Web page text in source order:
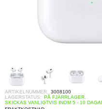
ARTIKELNUMMER: 3008100
LAGERSTATUS: PÅ FJÄRRLAGER.
SKICKAS VANLIGTVIS INOM 5 - 10